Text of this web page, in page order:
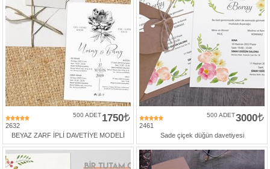
2632
1750
500 ADET
BEYAZ ZARF İPLİ DAVETİYE MODELİ
2461
3000
500 ADET
Sade çiçek düğün davetiyesi